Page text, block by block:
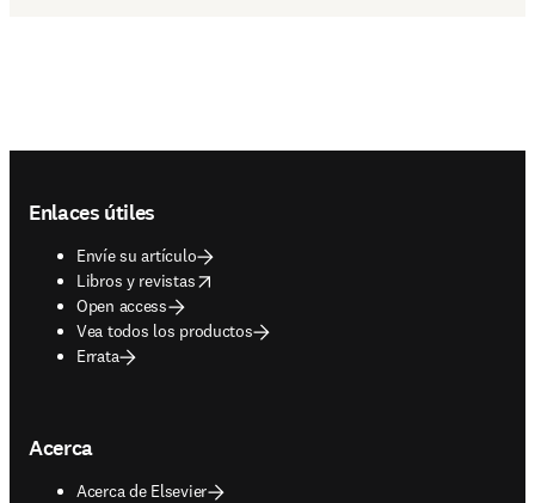
Enlaces útiles
Envíe su artículo
Libros y revistas
opens in new tab/window
Open access
Vea todos los productos
Errata
Acerca
Acerca de Elsevier